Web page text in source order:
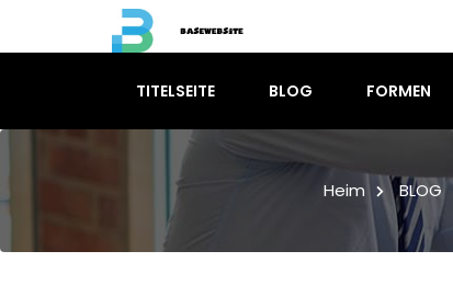
TITELSEITE BLOG FORMEN
Heim BLOG